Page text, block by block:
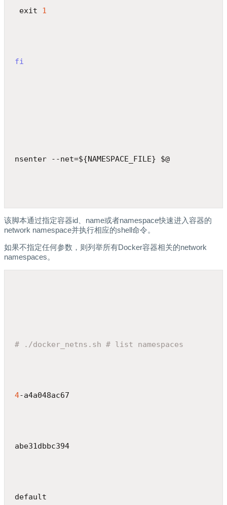
exit 1
fi
nsenter --net=${NAMESPACE_FILE} $@
该脚本通过指定容器id、name或者namespace快速进入容器的
network namespace并执行相应的shell命令。
如果不指定任何参数，则列举所有Docker容器相关的network
namespaces。
# ./docker_netns.sh # list namespaces
4-a4a048ac67
abe31dbbc394
default